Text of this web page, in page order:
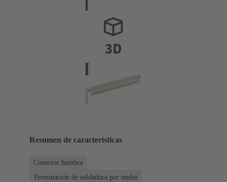
Resumen de características
Conector hembra
Terminación de soldadura por ondas